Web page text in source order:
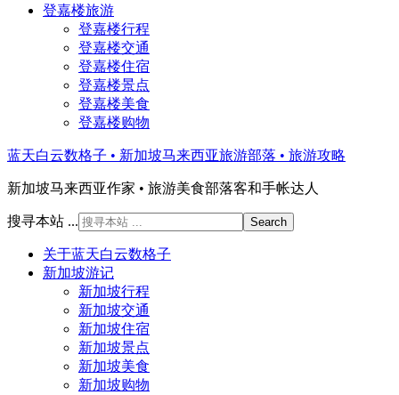
登嘉楼旅游
登嘉楼行程
登嘉楼交通
登嘉楼住宿
登嘉楼景点
登嘉楼美食
登嘉楼购物
蓝天白云数格子 • 新加坡马来西亚旅游部落 • 旅游攻略
新加坡马来西亚作家 • 旅游美食部落客和手帐达人
搜寻本站 ...
关于蓝天白云数格子
新加坡游记
新加坡行程
新加坡交通
新加坡住宿
新加坡景点
新加坡美食
新加坡购物